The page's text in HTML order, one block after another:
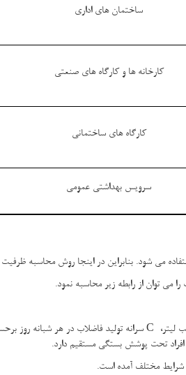
ساختمان های اداری
کارخانه ها و کارگاه های صنعتی
کارگاه های ساختمانی
سرویس بهداشتی عمومی
می شود. بنابراین در اینجا روش محاسبه
می توان از رابطه زیر محاسبه نمود.
Cسرانه تولید فاضلاب در هر شبانه روز
تحت پوشش بستگی مستقیم دارد.
شرایط مختلف آمده است.